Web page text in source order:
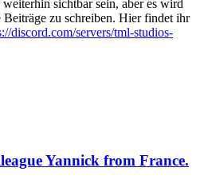
sichtbar sein, aber es wird
zu schreiben. Hier findet ihr
discord.com/servers/tml-studios-
Yannick from France.